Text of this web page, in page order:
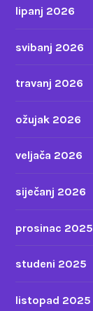
lipanj 2026
svibanj 2026
travanj 2026
ožujak 2026
veljača 2026
siječanj 2026
prosinac 2025
studeni 2025
listopad 2025